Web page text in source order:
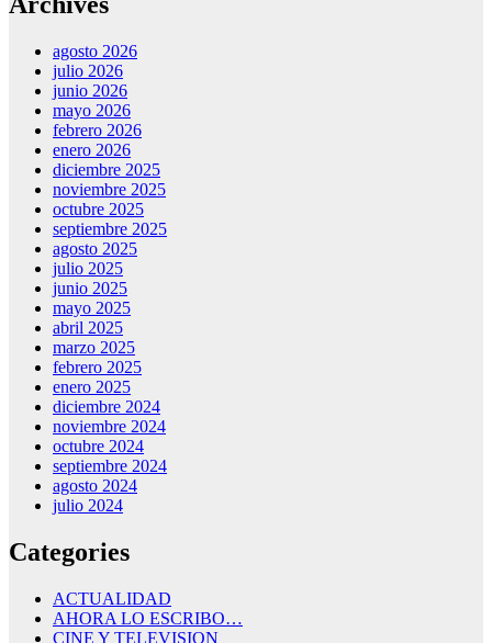
agosto 2026
julio 2026
junio 2026
mayo 2026
febrero 2026
enero 2026
diciembre 2025
noviembre 2025
octubre 2025
septiembre 2025
agosto 2025
julio 2025
junio 2025
mayo 2025
abril 2025
marzo 2025
febrero 2025
enero 2025
diciembre 2024
noviembre 2024
octubre 2024
septiembre 2024
agosto 2024
julio 2024
Categories
ACTUALIDAD
AHORA LO ESCRIBO…
CINE Y TELEVISION